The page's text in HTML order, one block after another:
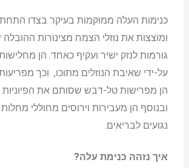
כנימות העלה ממוקמות בעיקר בצדו
ומוצצות את נוזלי הצמח מצינורות ההובלה
גורמות לנזק ישיר ועקיף כאחד. הן
על-ידי שאיבת הנוזלים מתוכו, וכך
הן מפרישות טל-דבש שסותם את הפיוניות
ובנוסף הן מעבירות וירוסים מחוללי
נגועים לבריאים.
איך נזהה כנימת עלה?